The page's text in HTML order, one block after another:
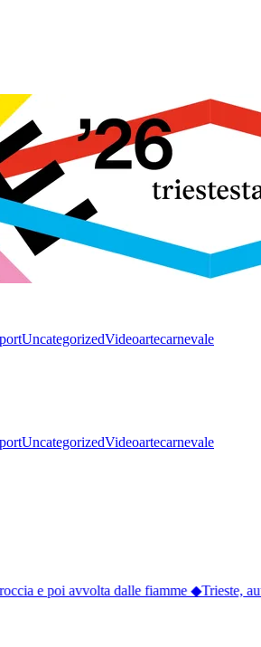
UncategorizedVideoartecarnevale
UncategorizedVideoartecarnevale
e poi avvolta dalle fiamme◆Trieste,